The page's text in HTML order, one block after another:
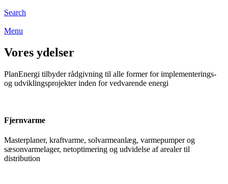
Search
Menu
Vores ydelser
PlanEnergi tilbyder rådgivning til alle former for implementerings-
og udviklingsprojekter inden for vedvarende energi
Fjernvarme
Masterplaner, kraftvarme, solvarmeanlæg, varmepumper og
sæsonvarmelager, netoptimering og udvidelse af arealer til
distribution